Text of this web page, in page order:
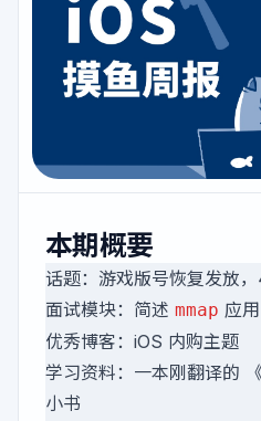
本期概要
话题：游戏版号恢复发放
面试模块：简述 mmap 应用
优秀博客：iOS 内购主题
学习资料：一本刚翻译的
小书